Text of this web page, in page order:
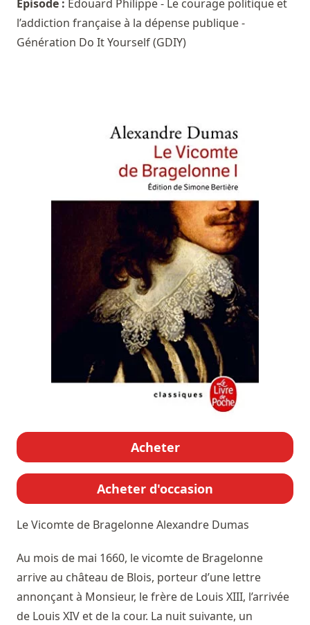
Episode : Édouard Philippe - Le courage politique et
l’addiction française à la dépense publique -
Génération Do It Yourself (GDIY)
Acheter
Acheter d'occasion
Le Vicomte de BragelonneAlexandre Dumas
Au mois de mai 1660, le vicomte de Bragelonne
arrive au château de Blois, porteur d’une lettre
annonçant à Monsieur, le frère de Louis XIII, l’arrivée
de Louis XIV et de la cour. La nuit suivante, un